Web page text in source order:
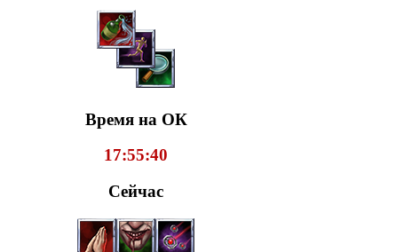
Время на ОК
17:55:40
Сейчас